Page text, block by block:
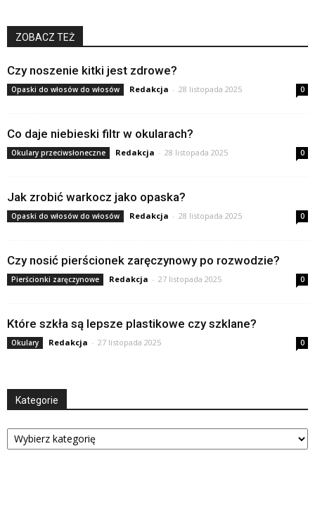
ZOBACZ TEŻ
Czy noszenie kitki jest zdrowe?
Opaski do włosów do włosów Redakcja - 28 listopada 2025 0
Co daje niebieski filtr w okularach?
Okulary przeciwsłoneczne Redakcja - 28 listopada 2025 0
Jak zrobić warkocz jako opaska?
Opaski do włosów do włosów Redakcja - 28 listopada 2025 0
Czy nosić pierścionek zaręczynowy po rozwodzie?
Pierścionki zaręczynowe Redakcja - 27 listopada 2025 0
Które szkła są lepsze plastikowe czy szklane?
Okulary Redakcja - 27 listopada 2025 0
Kategorie
Kategorie